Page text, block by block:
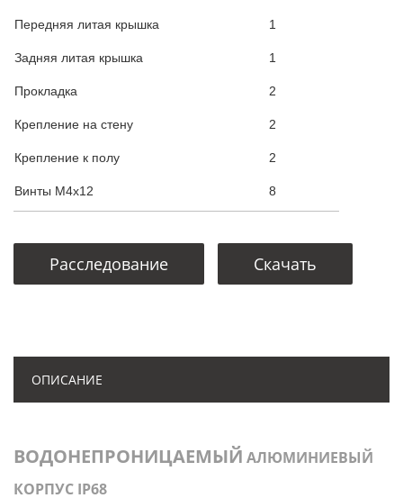
Передняя литая крышка 1
Задняя литая крышка 1
Прокладка 2
Крепление на стену 2
Крепление к полу 2
Винты М4х12 8
Расследование Скачать
ОПИСАНИЕ
ВОДОНЕПРОНИЦАЕМЫЙ АЛЮМИНИЕВЫЙ
КОРПУС IP68